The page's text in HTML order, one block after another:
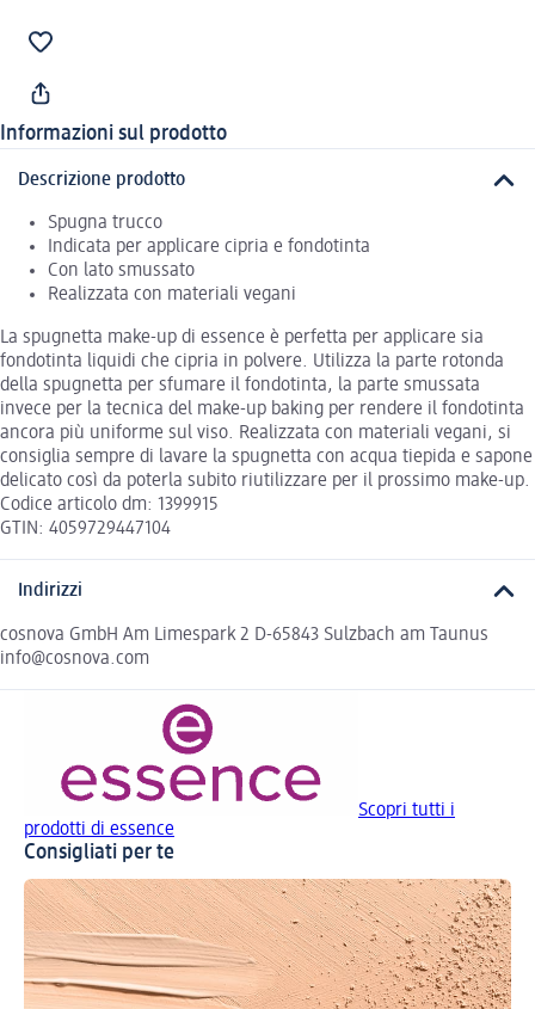
Informazioni sul prodotto
Descrizione prodotto
Spugna trucco
Indicata per applicare cipria e fondotinta
Con lato smussato
Realizzata con materiali vegani
La spugnetta make-up di essence è perfetta per applicare sia
fondotinta liquidi che cipria in polvere. Utilizza la parte rotonda
della spugnetta per sfumare il fondotinta, la parte smussata
invece per la tecnica del make-up baking per rendere il fondotinta
ancora più uniforme sul viso. Realizzata con materiali vegani, si
consiglia sempre di lavare la spugnetta con acqua tiepida e sapone
delicato così da poterla subito riutilizzare per il prossimo make-up.
Codice articolo dm: 1399915
GTIN: 4059729447104
Indirizzi
cosnova GmbH Am Limespark 2 D-65843 Sulzbach am Taunus
info@cosnova.com
Scopri tutti i
prodotti di essence
Consigliati per te